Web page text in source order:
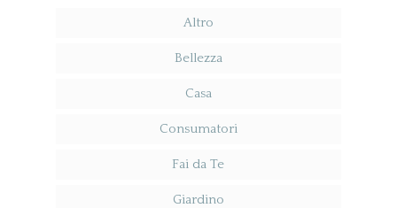
Altro
Bellezza
Casa
Consumatori
Fai da Te
Giardino